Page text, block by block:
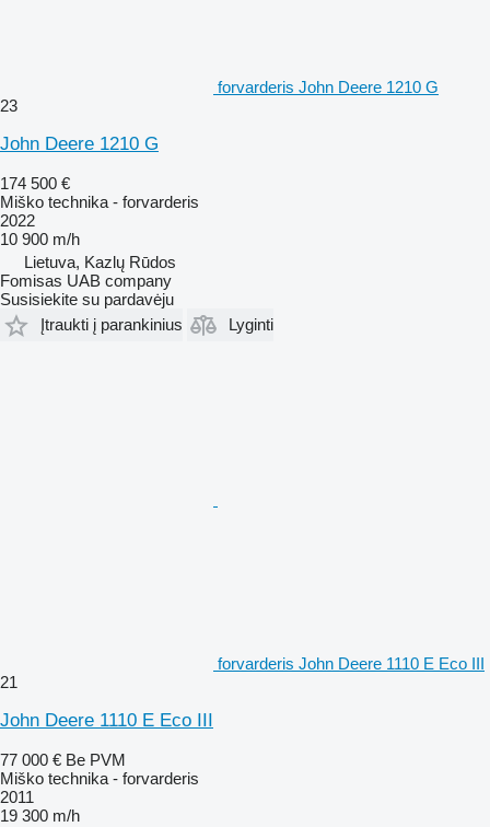
forvarderis John Deere 1210 G
23
John Deere 1210 G
174 500 €
Miško technika - forvarderis
2022
10 900 m/h
Lietuva, Kazlų Rūdos
Fomisas UAB company
Susisiekite su pardavėju
Įtraukti į parankinius
Lyginti
forvarderis John Deere 1110 E Eco III
21
John Deere 1110 E Eco III
77 000 € Be PVM
Miško technika - forvarderis
2011
19 300 m/h